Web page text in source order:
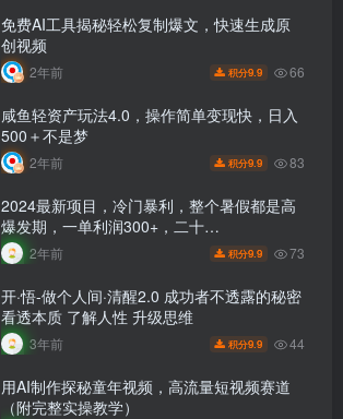
免费AI工具揭秘轻松复制爆文，快速生成原
创视频
2年前 积分9.9 66
咸鱼轻资产玩法4.0，操作简单变现快，日入
500＋不是梦
2年前 积分9.9 83
2024最新项目，冷门暴利，整个暑假都是高
爆发期，一单利润300+，二十…
2年前 积分9.9 73
开·悟-做个人间·清醒2.0 成功者不透露的秘密
看透本质 了解人性 升级思维
3年前 积分9.9 44
用AI制作探秘童年视频，高流量短视频赛道
（附完整实操教学）